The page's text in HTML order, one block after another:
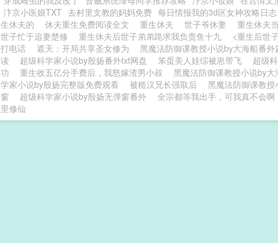
汴京小医娘TXT 去村里支教的妈妈免费 每日情报我的3d区女神攻略日
生休夫的
休夫重生免费阅读全文 重生休夫 世子爷休妻 重生休夫
世子忙于追妻楚修
重生休夫后世子弟弟跪求我负责鱼十九 <重生后世
打电话
遮天：开局共享圣女修为 黑魔法防御课教授小说by大海船番外
读
超级科学家小说by殷扬番外txt网盘 笨蛋美人娃综被崽带飞 超级
功
重生收五亿分手费后，我怒嫁渣男小叔 黑魔法防御课教授小说by
学家小说by殷扬完整版免费观看
被糙汉兄长强取后 黑魔法防御课教
窗
超级科学家小说by殷扬无弹窗番外 全宗都等我出手，可我真不会啊
里修仙